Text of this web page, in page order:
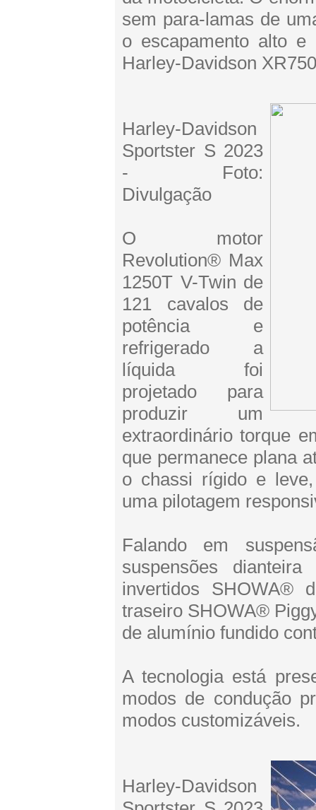
sem para-lamas de
o escapamento alto
Harley-Davidson
Harley-Davidson
Sportster S 2023
- Foto:
Divulgação
O motor
Revolution® Max
1250T V-Twin de
121 cavalos de
potência e
refrigerado a
líquida foi
projetado para
produzir um
extraordinário torque
que permanece plana
o chassi rígido e
uma pilotagem
Falando em
suspensões
invertidos SHOWA®
traseiro SHOWA®
de alumínio fundido
A tecnologia está
modos de condução
modos customizáveis.
Harley-Davidson